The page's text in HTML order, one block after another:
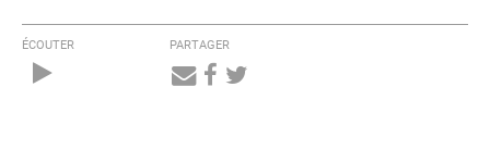
ÉCOUTER PARTAGER